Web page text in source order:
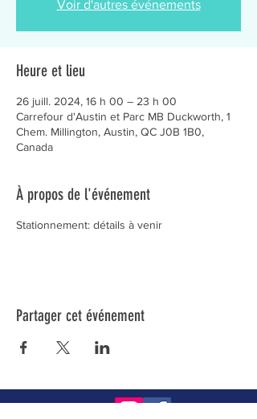
Voir d'autres événements
Heure et lieu
26 juill. 2024, 16 h 00 – 23 h 00
Carrefour d'Austin et Parc MB Duckworth, 1
Chem. Millington, Austin, QC J0B 1B0,
Canada
À propos de l'événement
Stationnement: détails à venir
Partager cet événement